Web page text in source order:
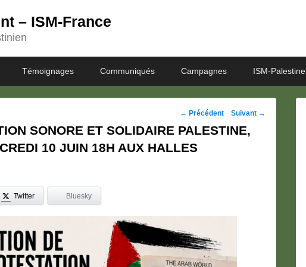
– ISM-France
Témoignages Communiqués Campagnes ISM-Palestine
Navigation
des
← Précédent Suivant →
SONORE ET SOLIDAIRE PALESTINE,
10 JUIN 18H AUX HALLES
Twitter Bluesky